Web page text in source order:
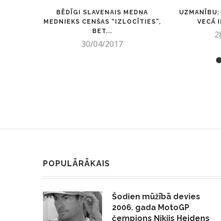
BĒDĪGI SLAVENAIS MEDŅA
MEDNIEKS CENŠAS “IZLOCĪTIES”,
BET...
30/04/2017
UZMANĪBU:
VECĀ
POPULĀRĀKAIS
Šodien mūžībā devies
2006. gada MotoGP
čempions Nikijs Heidens